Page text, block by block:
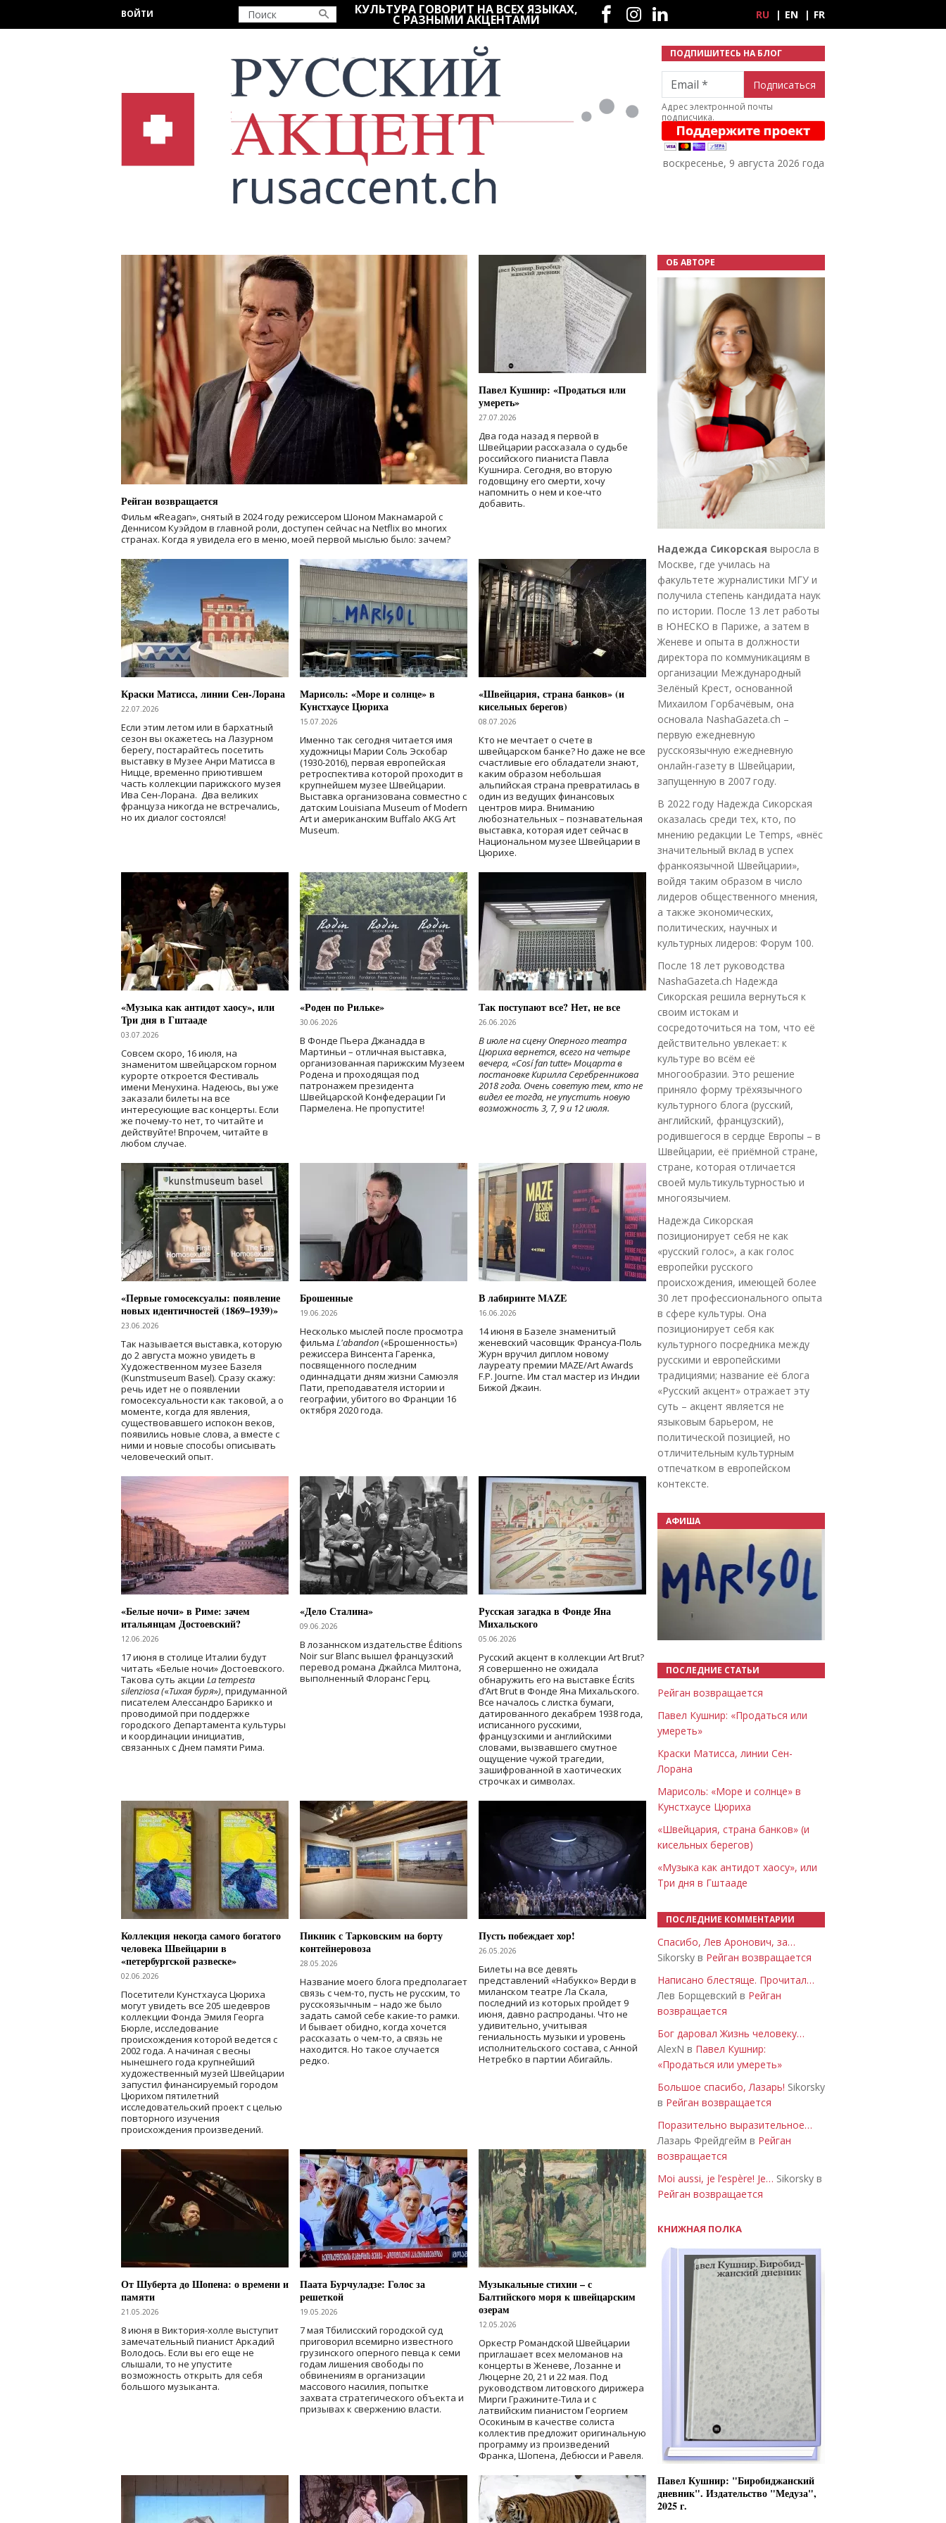
ВОЙТИ КУЛЬТУРА ГОВОРИТ НА ВСЕХ ЯЗЫКАХ,
С РАЗНЫМИ АКЦЕНТАМИ
Социальные сети
RU EN FR
ПОДПИШИТЕСЬ НА БЛОГ
Email
Адрес электронной почты
подписчика.
воскресенье, 9 августа 2026 года
Рейган возвращается
Фильм «Reagan», снятый в 2024 годурежиссером Шоном Макнамарой с
Деннисом Куэйдом в главной роли, доступен сейчас на Netflix во многих
странах. Когда я увидела его в меню, моей первой мыслью было: зачем?
Павел Кушнир: «Продаться или
умереть»
27.07.2026
Два года назад я первой в
Швейцарии рассказала о судьбе
российского пианиста Павла
Кушнира. Сегодня, во вторую
годовщину его смерти, хочу
напомнить о нем и кое-что
добавить.
Краски Матисса, линии Сен-Лорана
22.07.2026
Если этим летом или в бархатный
сезон вы окажетесь на Лазурном
берегу, постарайтесь посетить
выставку в Музее Анри Матисса в
Ницце, временно приютившем
часть коллекции парижского музея
Ива Сен-Лорана. Два великих
француза никогда не встречались,
но их диалог состоялся!
Марисоль: «Море и солнце» в
Кунстхаусе Цюриха
15.07.2026
Именно так сегодня читается имя
художницы Марии Соль Эскобар
(1930-2016), первая европейская
ретроспектива которой проходит в
крупнейшем музее Швейцарии.
Выставка организована совместно с
датским Louisiana Museum of Modern
Art и американским Buffalo AKG Art
Museum.
«Швейцария, страна банков» (и
кисельных берегов)
08.07.2026
Кто не мечтает о счете в
швейцарском банке? Но даже не все
счастливые его обладатели знают,
каким образом небольшая
альпийская страна превратилась в
один из ведущих финансовых
центров мира. Вниманию
любознательных – познавательная
выставка, которая идет сейчас в
Национальном музее Швейцарии в
Цюрихе.
«Музыка как антидот хаосу», или
Три дня в Гштааде
03.07.2026
Совсем скоро, 16 июля, на
знаменитом швейцарском горном
курорте откроется Фестиваль
имени Менухина. Надеюсь, вы уже
заказали билеты на все
интересующие вас концерты. Если
же почему-то нет, то читайте и
действуйте! Впрочем, читайте в
любом случае.
«Роден по Рильке»
30.06.2026
В Фонде Пьера Джанадда в
Мартиньи – отличная выставка,
организованная парижским Музеем
Родена и проходящая под
патронажем президента
Швейцарской Конфедерации Ги
Пармелена. Не пропустите!
Так поступают все? Нет, не все
26.06.2026
В июле на сцену Оперного театра
Цюриха вернется, всего на четыре
вечера, «Cosí fan tutte» Моцарта в
постановке Кирилла Серебренникова
2018 года. Очень советую тем, кто не
видел ее тогда, не упустить новую
возможность 3, 7, 9 и 12 июля.
«Первые гомосексуалы: появление
новых идентичностей (1869–1939)»
23.06.2026
Так называется выставка, которую
до 2 августа можно увидеть в
Художественном музее Базеля
(Kunstmuseum Basel). Сразу скажу:
речь идет не о появлении
гомосексуальности как таковой, а о
моменте, когда для явления,
существовавшего испокон веков,
появились новые слова, а вместе с
ними и новые способы описывать
человеческий опыт.
Брошенные
19.06.2026
Несколько мыслей после просмотра
фильма L'abandon(«Брошенность»)
режиссера Винсента Гаренка,
посвященного последним
одиннадцати дням жизни Самюэля
Пати, преподавателя истории и
географии, убитого во Франции 16
октября 2020 года.
В лабиринте MAZE
16.06.2026
14 июня в Базеле знаменитый
женевский часовщик Франсуа-Поль
Журн вручил диплом новому
лауреату премии MAZE/Art Awards
F.P. Journe. Им стал мастер из Индии
Бижой Джаин.
«Белые ночи» в Риме: зачем
итальянцам Достоевский?
12.06.2026
17 июня в столице Италии будут
читать «Белые ночи» Достоевского.
Такова суть акции La tempesta
silenziosa («Тихая буря»), придуманной
писателем Алессандро Барикко и
проводимой при поддержке
городского Департамента культуры
и координации инициатив,
связанных с Днем памяти Рима.
«Дело Сталина»
09.06.2026
В лозаннском издательстве Éditions
Noir sur Blanc вышел французский
перевод романа Джайлса Милтона,
выполненный Флоранс Герц.
Русская загадка в Фонде Яна
Михальского
05.06.2026
Русский акцент в коллекции Art Brut?
Я совершенно не ожидала
обнаружить его на выставке Écrits
d’Art Brut в Фонде Яна Михальского.
Все началось с листка бумаги,
датированного декабрем 1938 года,
исписанного русскими,
французскими и английскими
словами, вызвавшего смутное
ощущение чужой трагедии,
зашифрованной в хаотических
строчках и символах.
Коллекция некогда самого богатого
человека Швейцарии в
«петербургской развеске»
02.06.2026
Посетители Кунстхауса Цюриха
могут увидеть все 205 шедевров
коллекции Фонда Эмиля Георга
Бюрле, исследование
происхождения которой ведется с
2002 года. А начиная с весны
нынешнего года крупнейший
художественный музей Швейцарии
запустил финансируемый городом
Цюрихом пятилетний
исследовательский проект с целью
повторного изучения
происхождения произведений.
Пикник с Тарковским на борту
контейнеровоза
28.05.2026
Название моего блога предполагает
связь с чем-то, пусть не русским, то
русскоязычным – надо же было
задать самой себе какие-то рамки.
И бывает обидно, когда хочется
рассказать о чем-то, а связь не
находится. Но такое случается
редко.
Пусть побеждает хор!
26.05.2026
Билеты на все девять
представлений «Набукко» Верди в
миланском театре Ла Скала,
последний из которых пройдет 9
июня, давно распроданы. Что не
удивительно, учитывая
гениальность музыки и уровень
исполнительского состава, с Анной
Нетребко в партии Абигайль.
От Шуберта до Шопена: о времени и
памяти
21.05.2026
8 июня в Виктория-холле выступит
замечательный пианист Аркадий
Володось. Если вы его еще не
слышали, то не упустите
возможность открыть для себя
большого музыканта.
Паата Бурчуладзе: Голос за
решеткой
19.05.2026
7 мая Тбилисский городской суд
приговорил всемирно известного
грузинского оперного певца к семи
годам лишения свободы по
обвинениям в организации
массового насилия, попытке
захвата стратегического объекта и
призывах к свержению власти.
Музыкальные стихии – с
Балтийского моря к швейцарским
озерам
12.05.2026
Оркестр Романдской Швейцарии
приглашает всех меломанов на
концерты в Женеве, Лозанне и
Люцерне 20, 21 и 22 мая. Под
руководством литовского дирижера
Мирги Гражините-Тила и с
латвийским пианистом Георгием
Осокиным в качестве солиста
коллектив предложит оригинальную
программу из произведений
Франка, Шопена, Дебюсси и Равеля.
ОБ АВТОРЕ
Надежда Сикорская выросла в
Москве, где училась на
факультете журналистики МГУ и
получила степень кандидата наук
по истории. После 13 лет работы
в ЮНЕСКО в Париже, а затем в
Женеве и опыта в должности
директора по коммуникациям в
организации Международный
Зелёный Крест, основанной
Михаилом Горбачёвым, она
основала NashaGazeta.ch –
первую ежедневную
русскоязычную ежедневную
онлайн-газету в Швейцарии,
запущенную в 2007 году.
В 2022 году Надежда Сикорская
оказалась среди тех, кто, по
мнению редакции Le Temps, «внёс
значительный вклад в успех
франкоязычной Швейцарии»,
войдя таким образом в число
лидеров общественного мнения,
а также экономических,
политических, научных и
культурных лидеров: Форум 100.
После 18 лет руководства
NashaGazeta.ch Надежда
Сикорская решила вернуться к
своим истокам и
сосредоточиться на том, что её
действительно увлекает: к
культуре во всём её
многообразии. Это решение
приняло форму трёхязычного
культурного блога (русский,
английский, французский),
родившегося в сердце Европы – в
Швейцарии, её приёмной стране,
стране, которая отличается
своей мультикультурностью и
многоязычием.
Надежда Сикорская
позиционирует себя не как
«русский голос», а как голос
европейки русского
происхождения, имеющей более
30 лет профессионального опыта
в сфере культуры. Она
позиционирует себя как
культурного посредника между
русскими и европейскими
традициями; название её блога
«Русский акцент» отражает эту
суть – акцент является не
языковым барьером, не
политической позицией, но
отличительным культурным
отпечатком в европейском
контексте.
АФИША
ПОСЛЕДНИЕ СТАТЬИ
Рейган возвращается
Павел Кушнир: «Продаться или
умереть»
Краски Матисса, линии Сен-
Лорана
Марисоль: «Море и солнце» в
Кунстхаусе Цюриха
«Швейцария, страна банков» (и
кисельных берегов)
«Музыка как антидот хаосу», или
Три дня в Гштааде
ПОСЛЕДНИЕ КОММЕНТАРИИ
Спасибо, Лев Аронович, за…
Sikorsky в Рейган возвращается
Написано блестяще. Прочитал…
Лев Борщевский в Рейган
возвращается
Бог даровал Жизнь человеку…
AlexN в Павел Кушнир:
«Продаться или умереть»
Большое спасибо, Лазарь! Sikorsky
в Рейган возвращается
Поразительно выразительное…
Лазарь Фрейдгейм в Рейган
возвращается
Moi aussi, je l’espère! Je… Sikorsky в
Рейган возвращается
КНИЖНАЯ ПОЛКА
Павел Кушнир: "Биробиджанский
дневник". Издательство "Медуза",
2025 г.